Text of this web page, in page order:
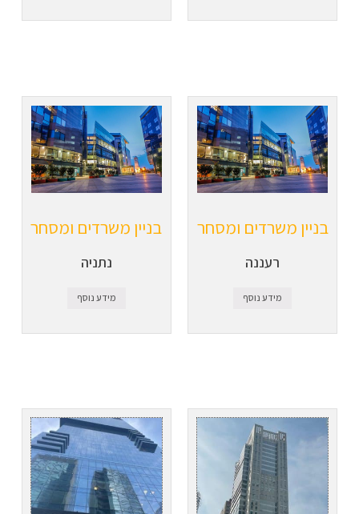
בניין משרדים ומסחר
רעננה
מידע נוסף
בניין משרדים ומסחר
נתניה
מידע נוסף